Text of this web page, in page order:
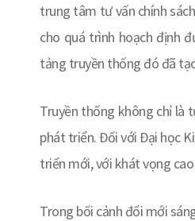
trung tâm tư vấn chính
cho quá trình hoạch định
tảng truyền thống đó đã
Truyền thống không chỉ là
phát triển. Đối với Đại học
triển mới, với khát vọng
Trong bối cảnh đổi mới